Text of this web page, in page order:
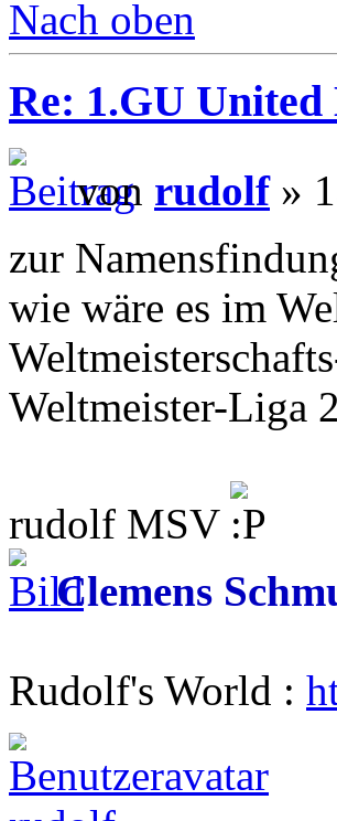
Nach oben
Re: 1.GU
von rudolf»
zur
wie wäre es im
Weltmeister-Liga
rudolf MSV
Clemens
Rudolf's World :